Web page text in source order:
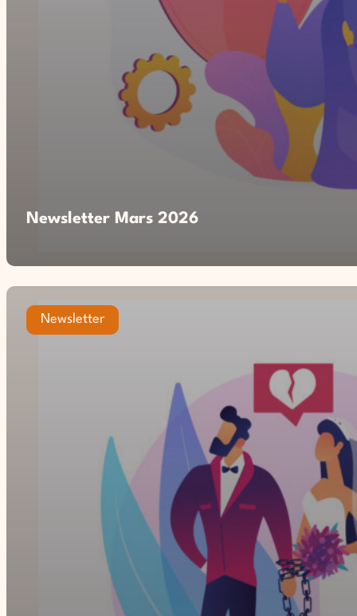
Newsletter Mars 2026
Newsletter